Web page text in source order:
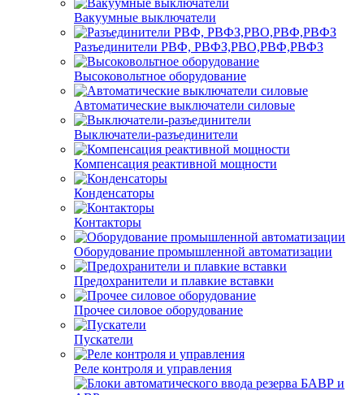
Вакуумные выключатели
Разъединители РВФ, РВФЗ,РВО,РВФ,РВФЗ
Высоковольтное оборудование
Автоматические выключатели cиловые
Выключатели-разъединители
Компенсация реактивной мощности
Конденсаторы
Контакторы
Оборудование промышленной автоматизации
Предохранители и плавкие вставки
Прочее силовое оборудование
Пускатели
Реле контроля и управления